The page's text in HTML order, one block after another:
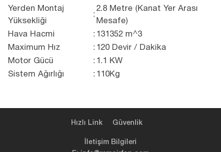
Yerden Montaj
Yüksekliği
:
2.8 Metre (Kanat Yer Arası
Mesafe)
Hava Hacmi
: 131352 m^3
Maximum Hız
: 120 Devir / Dakika
Motor Gücü
: 1.1 KW
Sistem Ağırlığı
: 110Kg
Hızlı Link Güvenlik
İletişim Bilgileri